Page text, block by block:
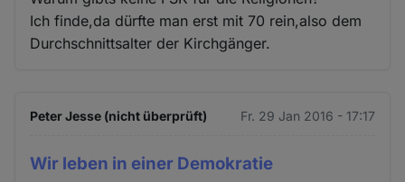
Ich finde,da dürfte man erst mit 70 rein,also dem
Durchschnittsalter der Kirchgänger.
Peter Jesse (nicht überprüft) Fr. 29 Jan 2016 - 17:17
Wir leben in einer Demokratie